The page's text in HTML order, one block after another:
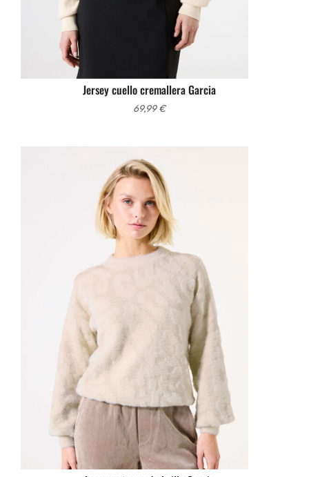
Jersey cuello cremallera Garcia
69,99€